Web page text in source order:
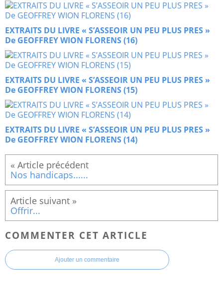
EXTRAITS DU LIVRE « S’ASSEOIR UN PEU PLUS PRES »
De GEOFFREY WION FLORENS (16)
EXTRAITS DU LIVRE « S’ASSEOIR UN PEU PLUS PRES »
De GEOFFREY WION FLORENS (15)
EXTRAITS DU LIVRE « S’ASSEOIR UN PEU PLUS PRES »
De GEOFFREY WION FLORENS (14)
Nos handicaps......
Offrir...
COMMENTER CET ARTICLE
Ajouter un commentaire